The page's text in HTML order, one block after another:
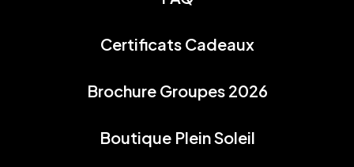
Certificats Cadeaux
Brochure Groupes 2026
Boutique Plein Soleil